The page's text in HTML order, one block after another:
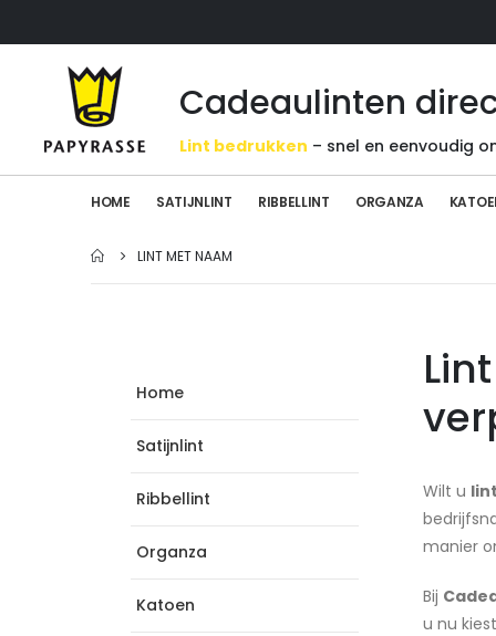
Cadeaulinten
Lint bedrukken – snel en eenvoudig
HOME SATIJNLINT RIBBELLINT ORGANZA
LINT MET NAAM
Wilt u
manier
Bij
u nu
Home
Satijnlint
Ribbellint
Organza
Katoen